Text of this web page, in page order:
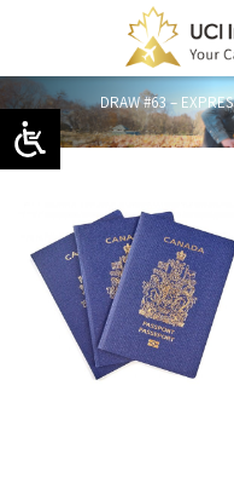
DRAW #63 –